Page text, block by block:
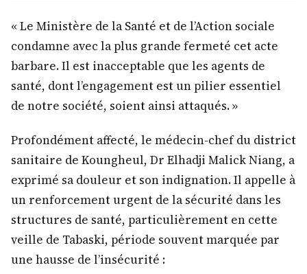
« Le Ministère de la Santé et de l’Action sociale
condamne avec la plus grande fermeté cet acte
barbare. Il est inacceptable que les agents de
santé, dont l’engagement est un pilier essentiel
de notre société, soient ainsi attaqués. »
Profondément affecté, le médecin-chef du district
sanitaire de Koungheul, Dr Elhadji Malick Niang, a
exprimé sa douleur et son indignation. Il appelle à
un renforcement urgent de la sécurité dans les
structures de santé, particulièrement en cette
veille de Tabaski, période souvent marquée par
une hausse de l’insécurité :